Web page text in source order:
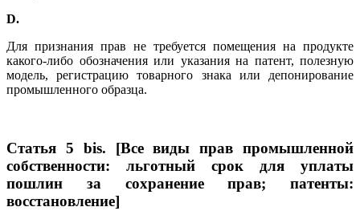
D.
Для признания прав не требуется помещения на продукте
какого-либо обозначения или указания на патент, полезную
модель, регистрацию товарного знака или депонирование
промышленного образца.
Статья 5 bis. [Все виды прав промышленной
собственности: льготный срок для уплаты
пошлин за сохранение прав; патенты:
восстановление]